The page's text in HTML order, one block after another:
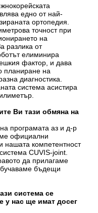
едно от най-
ортопедия.
точност при
на
разлика от
елиминира
фактор, и дава
планиране на
диагностика.
система асистира
Ви тази обмяна на
програмата аз и д-р
официални
нашата компетентност
CUVIS-joint.
да прилагаме
бъдещи
система се
у нас ще имат досег